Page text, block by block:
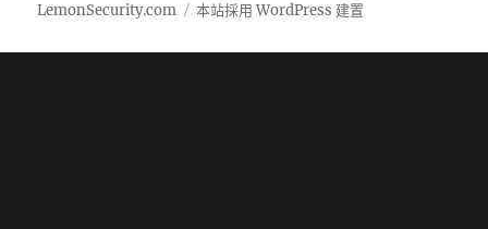
LemonSecurity.com 本站採用 WordPress 建置